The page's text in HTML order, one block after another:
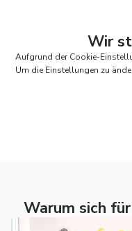
Wir
Aufgrund der Cookie-
Um die Einstellungen zu
Warum sich für